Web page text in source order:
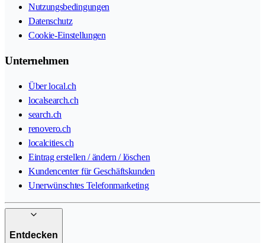
Nutzungsbedingungen
Datenschutz
Cookie-Einstellungen
Unternehmen
Über local.ch
localsearch.ch
search.ch
renovero.ch
localcities.ch
Eintrag erstellen / ändern / löschen
Kundencenter für Geschäftskunden
Unerwünschtes Telefonmarketing
Entdecken